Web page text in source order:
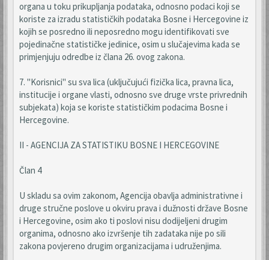
organa u toku prikupljanja podataka, odnosno podaci koji se
koriste za izradu statističkih podataka Bosne i Hercegovine iz
kojih se posredno ili neposredno mogu identifikovati sve
pojedinačne statističke jedinice, osim u slučajevima kada se
primjenjuju odredbe iz člana 26. ovog zakona.
7. "Korisnici" su sva lica (uključujući fizička lica, pravna lica,
institucije i organe vlasti, odnosno sve druge vrste privrednih
subjekata) koja se koriste statističkim podacima Bosne i
Hercegovine.
II - AGENCIJA ZA STATISTIKU BOSNE I HERCEGOVINE
Član 4
U skladu sa ovim zakonom, Agencija obavlja administrativne i
druge stručne poslove u okviru prava i dužnosti države Bosne
i Hercegovine, osim ako ti poslovi nisu dodijeljeni drugim
organima, odnosno ako izvršenje tih zadataka nije po sili
zakona povjereno drugim organizacijama i udruženjima.